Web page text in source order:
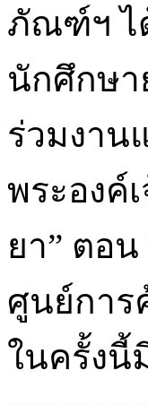
ภัณฑ์ฯ ไ
นักศึกษา
ร่วมงาน
พระองค์
ยา” ตอ
ศูนย์การ
ในครั้งนี้